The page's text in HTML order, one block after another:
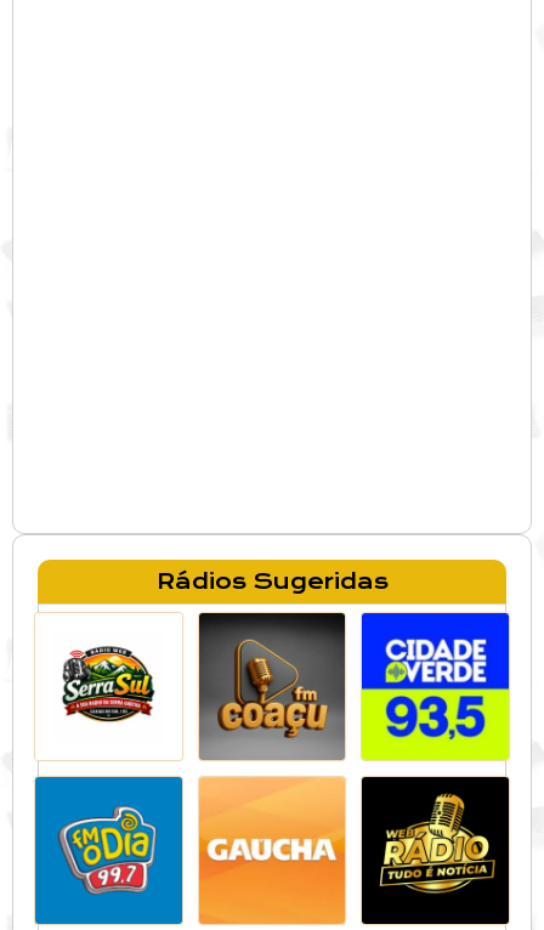
Rádios Sugeridas